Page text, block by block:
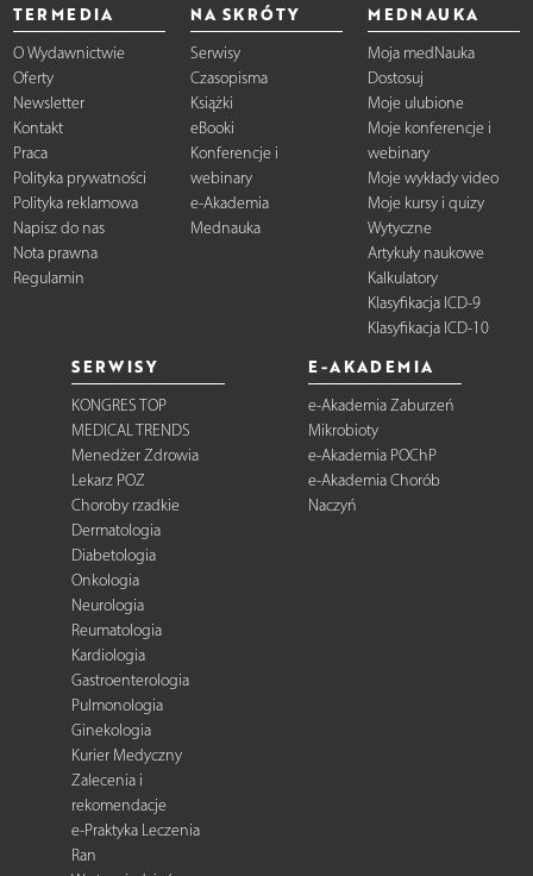
TERMEDIA
O Wydawnictwie
Oferty
Newsletter
Kontakt
Praca
Polityka prywatności
Polityka reklamowa
Napisz do nas
Nota prawna
Regulamin
NA SKRÓTY
Serwisy
Czasopisma
Książki
eBooki
Konferencje i
webinary
e-Akademia
Mednauka
MEDNAUKA
Moja medNauka
Dostosuj
Moje ulubione
Moje konferencje i
webinary
Moje wykłady video
Moje kursy i quizy
Wytyczne
Artykuły naukowe
Kalkulatory
Klasyfikacja ICD-9
Klasyfikacja ICD-10
SERWISY
KONGRES TOP
MEDICAL TRENDS
Menedżer Zdrowia
Lekarz POZ
Choroby rzadkie
Dermatologia
Diabetologia
Onkologia
Neurologia
Reumatologia
Kardiologia
Gastroenterologia
Pulmonologia
Ginekologia
Kurier Medyczny
Zalecenia i
rekomendacje
e-Praktyka Leczenia
Ran
E-AKADEMIA
e-Akademia Zaburzeń
Mikrobioty
e-Akademia POChP
e-Akademia Chorób
Naczyń